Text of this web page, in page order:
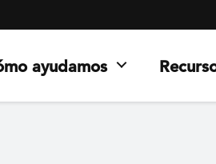
ayudamos